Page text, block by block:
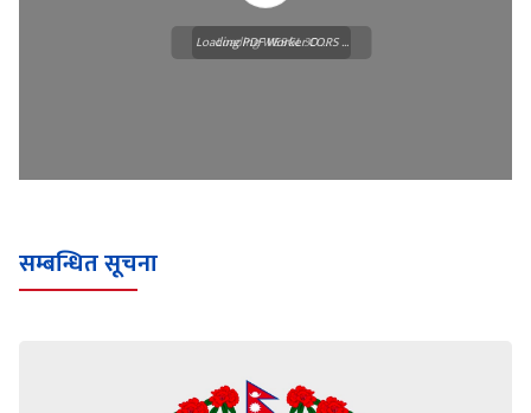
Loading WEBGL 3D ...
Loading PDF Worker CORS ...
सम्बन्धित सूचना